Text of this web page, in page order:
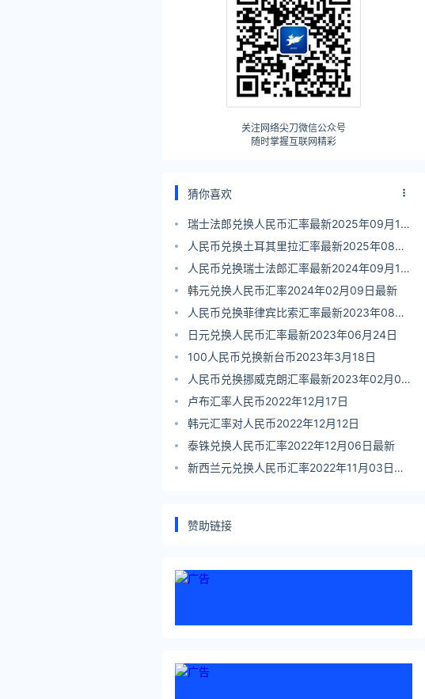
关注网络尖刀微信公众号
随时掌握互联网精彩
猜你喜欢
瑞士法郎兑换人民币汇率最新2025年09月10
日
人民币兑换土耳其里拉汇率最新2025年08月
29日
人民币兑换瑞士法郎汇率最新2024年09月19
日
韩元兑换人民币汇率2024年02月09日最新
人民币兑换菲律宾比索汇率最新2023年08月
30日
日元兑换人民币汇率最新2023年06月24日
100人民币兑换新台币2023年3月18日
人民币兑换挪威克朗汇率最新2023年02月06
日
卢布汇率人民币2022年12月17日
韩元汇率对人民币2022年12月12日
泰铢兑换人民币汇率2022年12月06日最新
新西兰元兑换人民币汇率2022年11月03日最
赞助链接